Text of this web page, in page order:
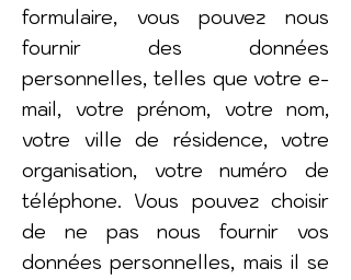
formulaire, vous pouvez nous
fournir des données
personnelles, telles que votre e-
mail, votre prénom, votre nom,
votre ville de résidence, votre
organisation, votre numéro de
téléphone. Vous pouvez choisir
de ne pas nous fournir vos
données personnelles, mais il se